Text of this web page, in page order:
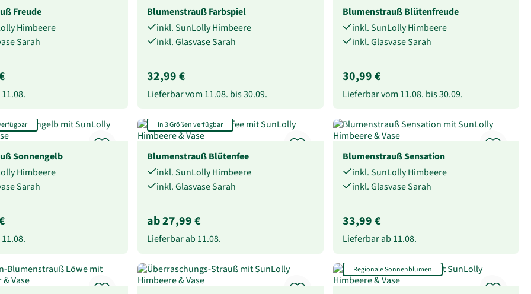
Freude
Himbeere
Sarah
11.08.
Blumenstrauß Farbspiel
inkl. SunLolly Himbeere
inkl. Glasvase Sarah
32,99 €
Lieferbar vom 11.08. bis30.09.
Blumenstrauß Blütenfreude
inkl. SunLolly Himbeere
inkl. Glasvase Sarah
30,99 €
Lieferbar vom 11.08. bis30.09.
Sonnengelb
Himbeere
Sarah
11.08.
In 3 Größen verfügbar
Blumenstrauß Blütenfee
inkl. SunLolly Himbeere
inkl. Glasvase Sarah
ab 27,99 €
Lieferbar ab 11.08.
Blumenstrauß Sensation
inkl. SunLolly Himbeere
inkl. Glasvase Sarah
33,99 €
Lieferbar ab 11.08.
Regionale Sonnenblumen